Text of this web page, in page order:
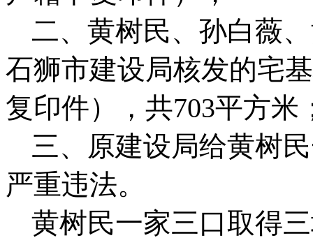
二、黄树民、孙白薇
石狮市建设局核发的宅
复印件），共703平方米
三、 原建设局给黄树
严重违法。
黄树民一家三口取得